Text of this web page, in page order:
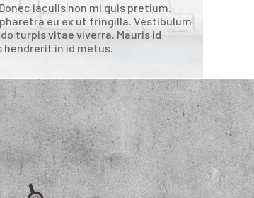
iaculis non mi quis pretium.
eu ex ut fringilla. Vestibulum
turpis vitae viverra. Mauris id
hendrerit in id metus.